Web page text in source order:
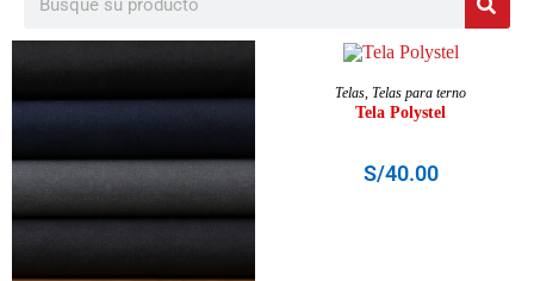
AÑADIR AL CARRITO
Telas Telas para terno
Tela Polystel
S/40.00